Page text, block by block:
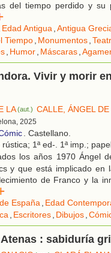
del tiempo perdido y
Edad Antigua,Antigua
Tiempo, Monumentos,
, Humor, Máscaras,
Vivir y morir
LA(aut.) CALLE, ÁNGEL
2025
. Castellano.
1ª ed-. 1ª imp.;
los años 1970 Ángel
y que está implicado
de Franco y la
España, Edad
, Escritores, Dibujos,
: sabiduría